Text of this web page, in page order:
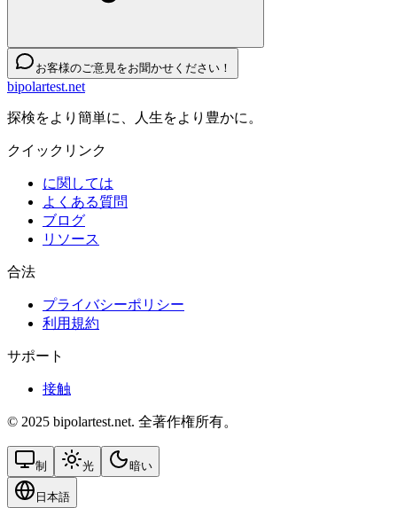
お客様のご意見をお聞かせください！
bipolartest.net
探検をより簡単に、人生をより豊かに。
クイックリンク
に関しては
よくある質問
ブログ
リソース
合法
プライバシーポリシー
利用規約
サポート
接触
© 2025 bipolartest.net. 全著作権所有。
制 光 暗い
日本語